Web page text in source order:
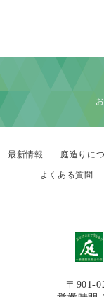
最新情報 庭造りに
よくある質問
〒901-